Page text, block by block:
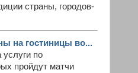
страны, городов-
на гостиницы во...
по
пройдут матчи